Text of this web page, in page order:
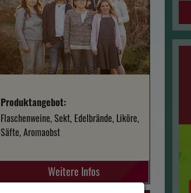
Produktangebot:
Flaschenweine, Sekt, Edelbrände, Liköre,
Säfte, Aromaobst
Weitere Infos